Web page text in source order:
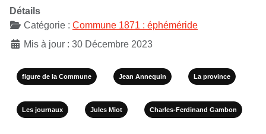
Détails
Catégorie : Commune 1871 : éphéméride
Mis à jour : 30 Décembre 2023
figure de la Commune Jean Annequin La province
Les journaux Jules Miot Charles-Ferdinand Gambon